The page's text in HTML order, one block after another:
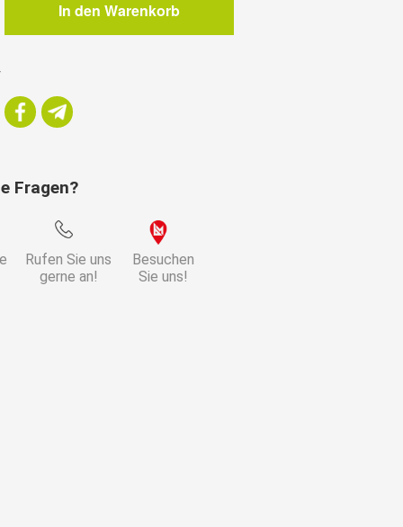
In den Warenkorb
Fragen?
Rufen Sie uns
gerne an!
Besuchen
Sie uns!